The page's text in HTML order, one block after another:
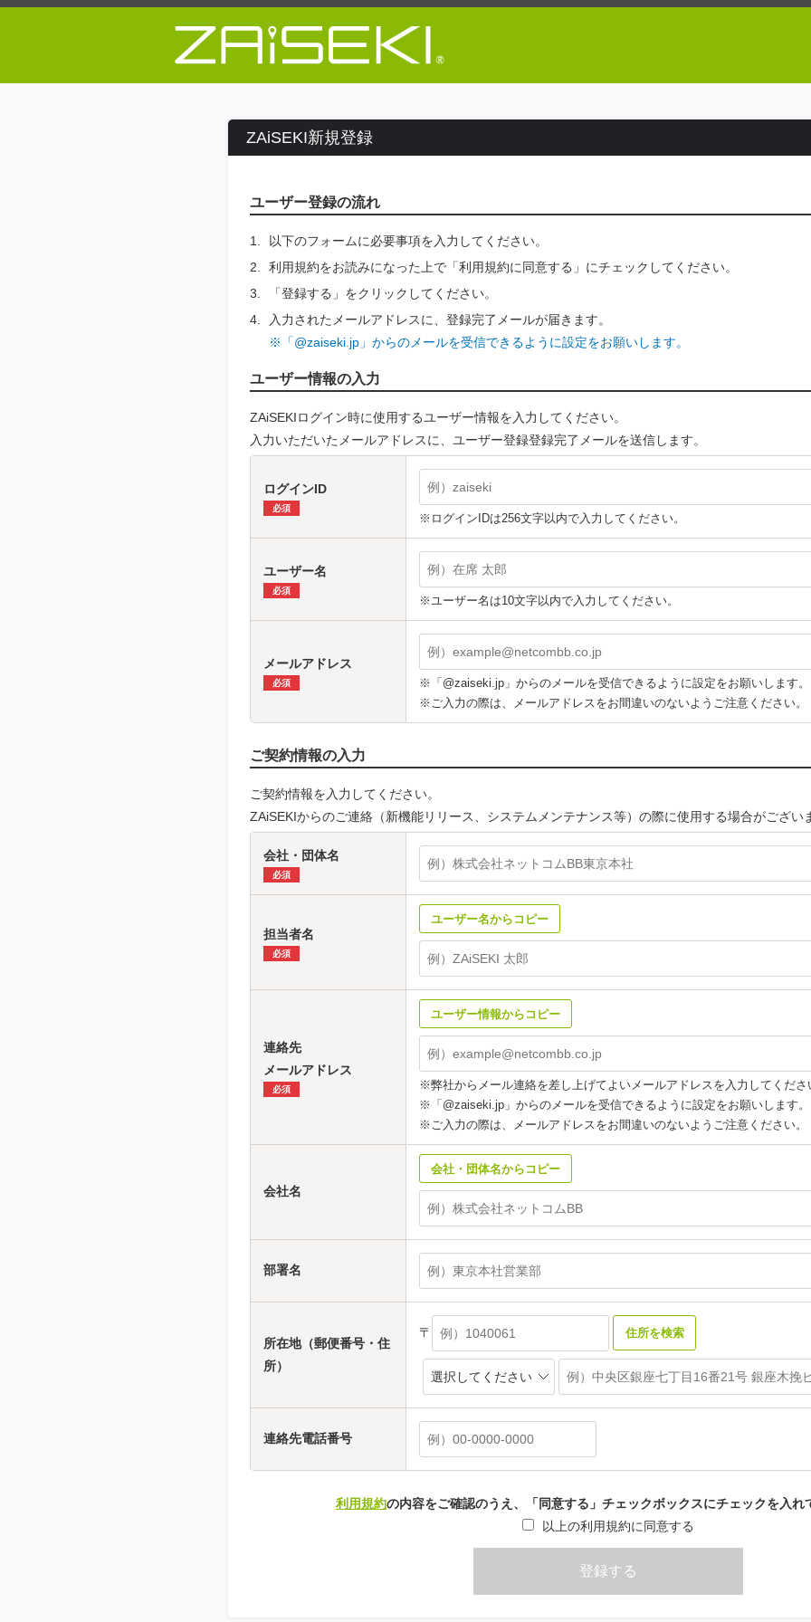
ZAiSEKI
ZAiSEKI新規登録
ユーザー登録の流れ
以下のフォームに必要事項を入力してください。
利用規約をお読みになった上で「利用規約に同意する」にチェックしてください。
「登録する」をクリックしてください。
入力されたメールアドレスに、登録完了メールが届きます。
※「@zaiseki.jp」からのメールを受信できるように設定をお願いします。
ユーザー情報の入力
ZAiSEKIログイン時に使用するユーザー情報を入力してください。
入力いただいたメールアドレスに、ユーザー登録登録完了メールを送信します。
ログインID
必須
※ログインIDは256文字以内で入力してください。
ユーザー名
必須
※ユーザー名は10文字以内で入力してください。
メールアドレス
必須
※「@zaiseki.jp」からのメールを受信できるように設定をお願いします。
※ご入力の際は、メールアドレスをお間違いのないようご注意ください。
ご契約情報の入力
ご契約情報を入力してください。
ZAiSEKIからのご連絡（新機能リリース、システムメンテナンス等）の際に使用する場合がござい
会社・団体名
必須
担当者名
必須
ユーザー名からコピー
連絡先
メールアドレス
必須
ユーザー情報からコピー
※弊社からメール連絡を差し上げてよいメールアドレスを入力してくださ
※「@zaiseki.jp」からのメールを受信できるように設定をお願いします。
※ご入力の際は、メールアドレスをお間違いのないようご注意ください。
会社名
会社・団体名からコピー
部署名
所在地（郵便番号・住
所）
〒 住所を検索
連絡先電話番号
利用規約の内容をご確認のうえ、「同意する」チェックボックスにチェックを入れ
以上の利用規約に同意する